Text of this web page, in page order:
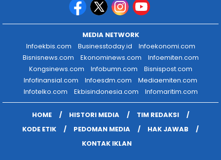
MEDIA NETWORK
Infoekbis.com
Businesstoday.id
Infoekonomi.com
Bisnisnews.com
Ekonominews.com
Infoemiten.com
Kongsinews.com
Infobumn.com
Bisnispost.com
Infofinansial.com
Infoesdm.com
Mediaemiten.com
Infotelko.com
Ekbisindonesia.com Infomaritim.com
HOME HISTORI MEDIA
TIM REDAKSI
KODE ETIK
PEDOMAN MEDIA
HAK JAWAB
KONTAK IKLAN